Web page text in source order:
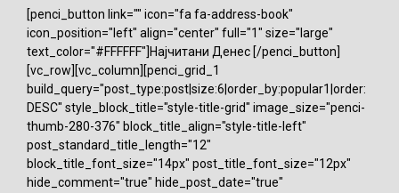
[penci_button link="" icon="fa fa-address-book"
icon_position="left" align="center" full="1" size="large"
text_color="#FFFFFF"]Најчитани Денес [/penci_button]
[vc_row][vc_column][penci_grid_1
build_query="post_type:post|size:6|order_by:popular1|order:
DESC" style_block_title="style-title-grid" image_size="penci-
thumb-280-376" block_title_align="style-title-left"
post_standard_title_length="12"
block_title_font_size="14px" post_title_font_size="12px"
hide_comment="true" hide_post_date="true"